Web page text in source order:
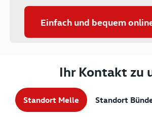
Einfach und bequem
Ihr Kontakt zu
Standort Melle Standort